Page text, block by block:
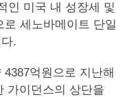
인 미국 내 성장세 및
세노바메이트 단일
.
억원으로 지난해
가이던스의 상단을